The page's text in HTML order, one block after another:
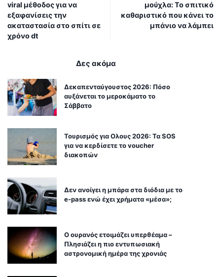
viral μέθοδος για να
εξαφανίσεις την
ακαταστασία στο σπίτι σε
χρόνο dt
μούχλα: Το σπιτικό
καθαριστικό που κάνει το
μπάνιο να λάμπει
Δες ακόμα
Δεκαπενταύγουστος 2026: Πόσο
αυξάνεται το μεροκάματο το
Σάββατο
Τουρισμός για Ολους 2026: Τα SOS
για να κερδίσετε το voucher
διακοπών
Δεν ανοίγει η μπάρα στα διόδια με το
e-pass ενώ έχει χρήματα «μέσα»;
Ο ουρανός ετοιμάζει υπερθέαμα –
Πλησιάζει η πιο εντυπωσιακή
αστρονομική ημέρα της χρονιάς